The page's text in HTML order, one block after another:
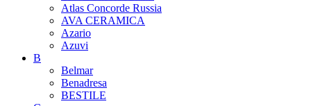
Atlas Concorde Russia
AVA CERAMICA
Azario
Azuvi
B
Belmar
Benadresa
BESTILE